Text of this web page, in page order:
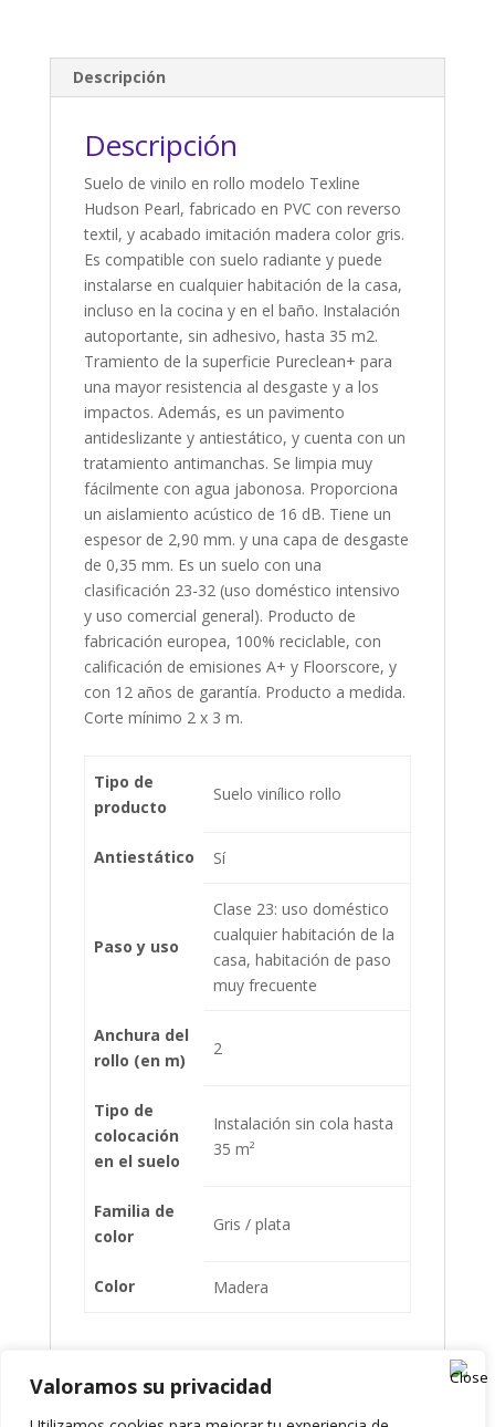
Valoramos su privacidad
Descripción
Descripción
Suelo de vinilo en rollo modelo Texline
Hudson Pearl, fabricado en PVC con reverso
textil, y acabado imitación madera color gris.
Es compatible con suelo radiante y puede
instalarse en cualquier habitación de la casa,
incluso en la cocina y en el baño. Instalación
autoportante, sin adhesivo, hasta 35 m2.
Tramiento de la superficie Pureclean+ para
una mayor resistencia al desgaste y a los
impactos. Además, es un pavimento
antideslizante y antiestático, y cuenta con un
tratamiento antimanchas. Se limpia muy
fácilmente con agua jabonosa. Proporciona
un aislamiento acústico de 16 dB. Tiene un
espesor de 2,90 mm. y una capa de desgaste
de 0,35 mm. Es un suelo con una
clasificación 23-32 (uso doméstico intensivo
y uso comercial general). Producto de
fabricación europea, 100% reciclable, con
calificación de emisiones A+ y Floorscore, y
con 12 años de garantía. Producto a medida.
Corte mínimo 2 x 3 m.
Tipo de
producto
Suelo vinílico rollo
Antiestático Sí
Paso y uso
Clase 23: uso doméstico
cualquier habitación de la
casa, habitación de paso
muy frecuente
Anchura del
rollo (en m)
2
Tipo de
colocación
en el suelo
Instalación sin cola hasta
35 m²
Familia de
color
Gris / plata
Color Madera